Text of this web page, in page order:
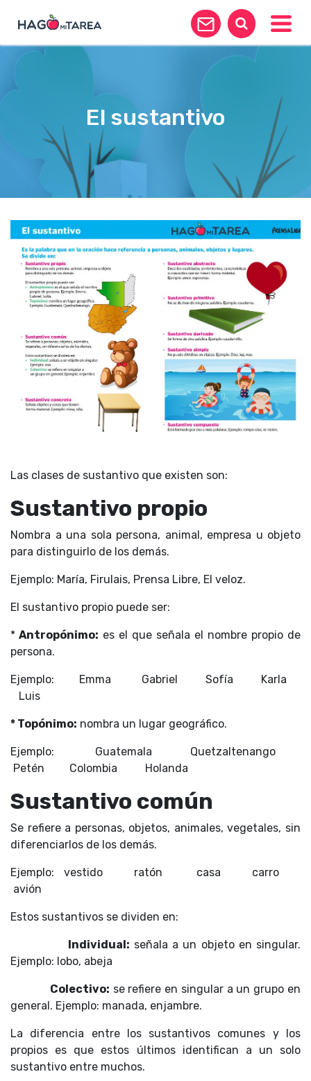
El sustantivo
Las clases de sustantivo que existen son:
Sustantivo propio
Nombra a una sola persona, animal, empresa u objeto
para distinguirlo de los demás.
Ejemplo: María, Firulais, Prensa Libre, El veloz.
El sustantivo propio puede ser:
* Antropónimo: es el que señala el nombre propio de
persona.
Ejemplo: Emma Gabriel Sofía Karla
Luis
* Topónimo: nombra un lugar geográfico.
Ejemplo: Guatemala Quetzaltenango
Petén Colombia Holanda
Sustantivo común
Se refiere a personas, objetos, animales, vegetales, sin
diferenciarlos de los demás.
Ejemplo: vestido ratón casa carro
avión
Estos sustantivos se dividen en:
Individual: señala a un objeto en singular.
Ejemplo: lobo, abeja
Colectivo: se refiere en singular a un grupo en
general. Ejemplo: manada, enjambre.
La diferencia entre los sustantivos comunes y los
propios es que estos últimos identifican a un solo
sustantivo entre muchos.